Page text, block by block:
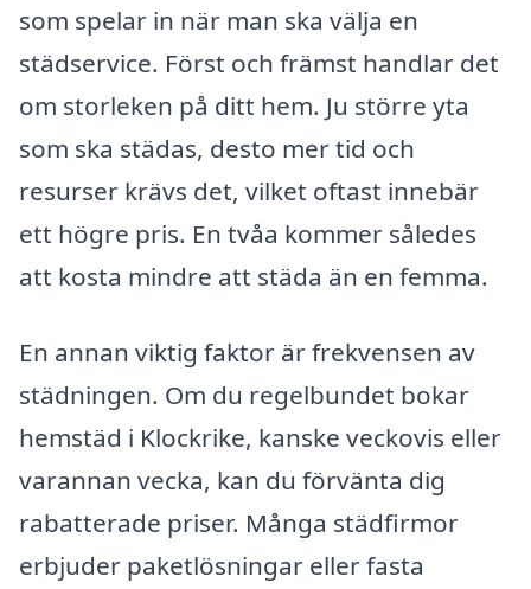
som spelar in när man ska välja en
städservice. Först och främst handlar det
om storleken på ditt hem. Ju större yta
som ska städas, desto mer tid och
resurser krävs det, vilket oftast innebär
ett högre pris. En tvåa kommer således
att kosta mindre att städa än en femma.
En annan viktig faktor är frekvensen av
städningen. Om du regelbundet bokar
hemstäd i Klockrike, kanske veckovis eller
varannan vecka, kan du förvänta dig
rabatterade priser. Många städfirmor
erbjuder paketlösningar eller fasta